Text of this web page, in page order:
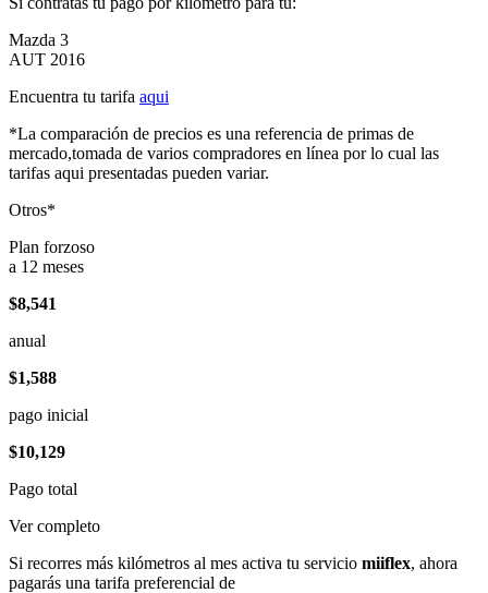
Mazda 3
AUT 2016
Encuentra tu tarifa aqui
*La comparación de precios es una referencia de primas de
mercado,tomada de varios compradores en línea por lo cual las
tarifas aqui presentadas pueden variar.
Otros*
Plan forzoso
a 12 meses
$8,541
anual
$1,588
pago inicial
$10,129
Pago total
Ver completo
Si recorres más kilómetros al mes activa tu servicio miiflex, ahora
pagarás una tarifa preferencial de